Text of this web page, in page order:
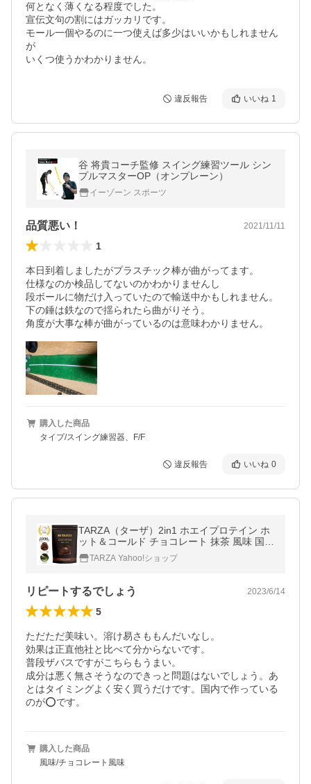
何となく薄くなる程度でした。
宣伝文句の割にはガッカリです。
モール一個やるのに一つ使えば多少はいいかもしれません
が
いくつ使うかわかりません。
違反報告 いいね 1
谷 将貴コーチ監修 スイング練習ツール シン
プルマスターOP（オンプレーン）
イーゾーン スポーツ
品質悪い！ 2021/11/11
1
本日到着しましたがプラスチック棒が曲がってます。
仕様なのか検品してないのかわかりませんし
段ボールに物だけ入っていたので輸送中かもしれません。
下の錘は鉄なので揺られたら曲がりそう。
角度が大事な棒が曲がっているのは意味わかりません。
購入した商品
タイプ/スイング練習器、F/F
違反報告 いいね 0
TARZA（ターザ）2in1 ホエイプロテイン ホ
ット＆コールド チョコレート 抹茶 風味 国産
温活 免活 1kg
TARZA Yahoo!ショップ
リピートするでしょう 2023/6/14
5
ただただ美味い。溶け易さももんだいなし。
効果は正直他社と比べて分からないです。
普段ザバスですがこちらもうまい。
成分は悪く無さそうなのできっと問題はないでしょう。あ
とはタイミングよく安く買うだけです。国内で作っている
のが⭕️です。
購入した商品
風味/チョコレート風味